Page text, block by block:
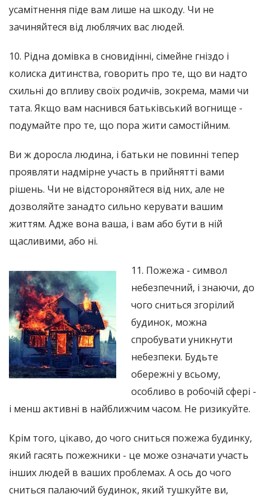
усамітнення піде вам лише на шкоду. Чи не
зачиняйтеся від люблячих вас людей.
10. Рідна домівка в сновидінні, сімейне гніздо і
колиска дитинства, говорить про те, що ви надто
схильні до впливу своїх родичів, зокрема, мами чи
тата. Якщо вам наснився батьківський вогнище -
подумайте про те, що пора жити самостійним.
Ви ж доросла людина, і батьки не повинні тепер
проявляти надмірне участь в прийнятті вами
рішень. Чи не відстороняйтеся від них, але не
дозволяйте занадто сильно керувати вашим
життям. Адже вона ваша, і вам або бути в ній
щасливими, або ні.
11. Пожежа - символ
небезпечний, і знаючи, до
чого сниться згорілий
будинок, можна
спробувати уникнути
небезпеки. Будьте
обережні у всьому,
особливо в робочій сфері -
і менш активні в найближчим часом. Не ризикуйте.
Крім того, цікаво, до чого сниться пожежа будинку,
який гасять пожежники - це може означати участь
інших людей в ваших проблемах. А ось до чого
сниться палаючий будинок, який тушкуйте ви,